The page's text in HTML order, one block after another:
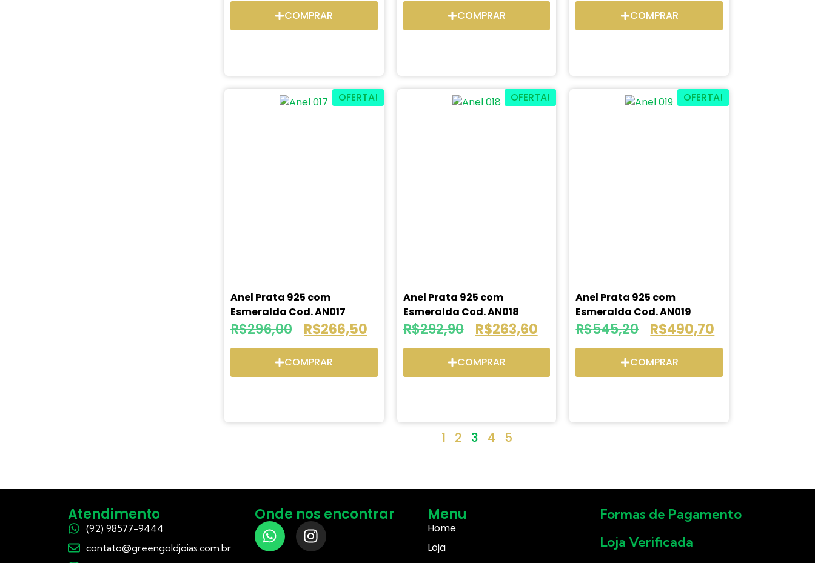
COMPRAR COMPRAR COMPRAR
OFERTA!
Anel Prata 925 com
Esmeralda Cod. AN017
R$296,00 R$266,50
COMPRAR
OFERTA!
Anel Prata 925 com
Esmeralda Cod. AN018
R$292,90 R$263,60
COMPRAR
OFERTA!
Anel Prata 925 com
Esmeralda Cod. AN019
R$545,20 R$490,70
COMPRAR
1 2 3 4 5
Atendimento
(92) 98577-9444
contato@greengoldjoias.com.br
Onde nos encontrar Menu
Home
Loja
Formas de Pagamento
Loja Verificada